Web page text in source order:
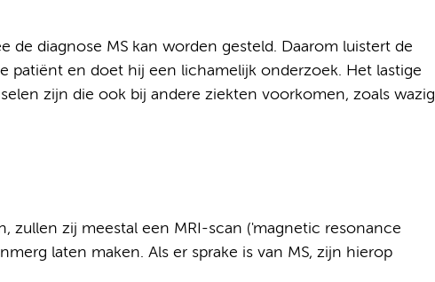
de diagnose MS kan worden gesteld. Daarom luistert de
patiënt en doet hij een lichamelijk onderzoek. Het lastige
zijn die ook bij andere ziekten voorkomen, zoals wazig
zullen zij meestal een MRI-scan ('magnetic resonance
laten maken. Als er sprake is van MS, zijn hierop